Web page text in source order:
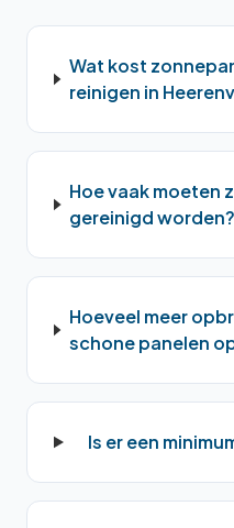
Wat kost
reinigen in
Hoe vaak moeten
gereinigd worden?
Hoeveel meer
schone panelen
Is er een